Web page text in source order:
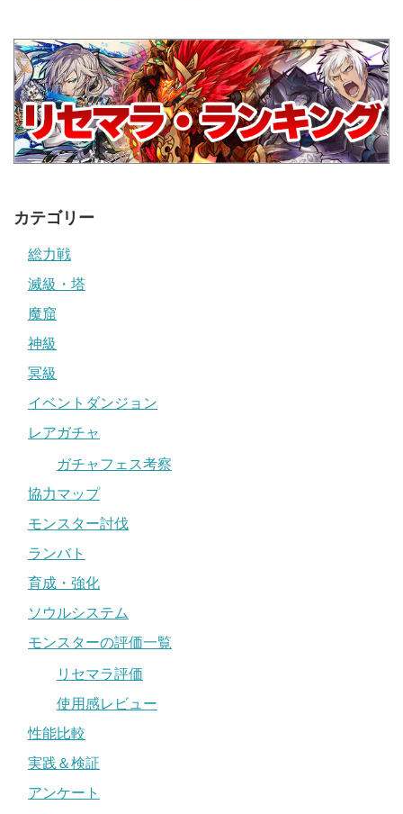
カテゴリー
総力戦
滅級・塔
魔窟
神級
冥級
イベントダンジョン
レアガチャ
ガチャフェス考察
協力マップ
モンスター討伐
ランバト
育成・強化
ソウルシステム
モンスターの評価一覧
リセマラ評価
使用感レビュー
性能比較
実践＆検証
アンケート